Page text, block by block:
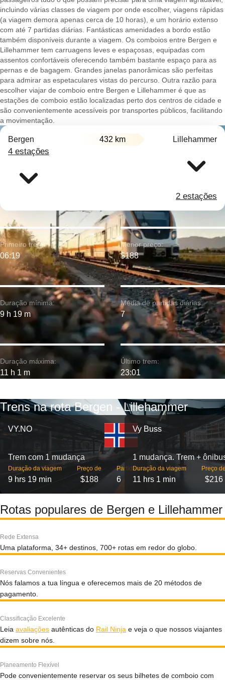
incluindo várias classes de viagem por onde escolher, viagens rápidas
(a viagem demora apenas cerca de 10 horas), e um horário extenso
com até 7 partidas diárias. Fantásticas amenidades a bordo estão
também disponíveis durante a viagem. Os comboios entre Bergen e
Lillehammer tem carruagens leves e espaçosas, equipadas com
assentos confortáveis oferecendo também bastante espaço para as
pernas e de bagagem. Grandes janelas panorâmicas são perfeitas
para admirar as espetaculares vistas do percurso. Outra razão para
escolher viajar de comboio entre Bergen e Lillehammer é que as
estações de comboio estão localizadas perto dos centros de cidade e
são convenientemente acessíveis por transportes públicos, facilitando
a movimentação.
Bergen 432 km Lillehammer
4 estações
2 estações
Duração mínima:
9 h 19 m
Primeiro trem:
06:19
Duração máxima:
11 h 1 m
Menor preço:
$188
Média de partidas diárias:
7
Último trem:
23:01
Trens na rota Bergen - Lillehammer
VY.NO
Trem com 1 mudança
Duração da viagem
9 hrs 19 min
Preço de
$188
Partidas
6
Vy Buss
1 mudança. Trem +
Duração da viagem
11 hrs 1 min
Preço
$216
Rotas populares de Bergen e Lillehammer
Rede Extensa
Uma plataforma, 34+ destinos, 700+ rotas em redor do globo.
Reservas Convenientes
Nós falamos a tua língua e oferecemos mais de 20 métodos de
pagamento.
Classificação Excelente
Leia avaliações autênticas do Rail Ninja e veja o que nossos viajantes
dizem sobre nós.
Planeamento Flexível
Pode convenientemente reservar os seus bilhetes de comboio com